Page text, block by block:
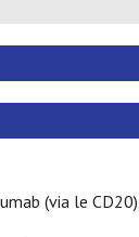
(via le